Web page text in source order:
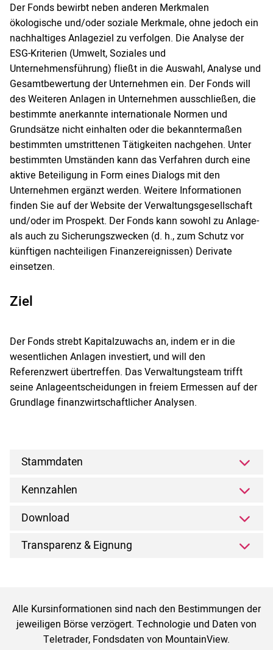
Der Fonds bewirbt neben anderen Merkmalen
ökologische und/oder soziale Merkmale, ohne jedoch ein
nachhaltiges Anlageziel zu verfolgen. Die Analyse der
ESG-Kriterien (Umwelt, Soziales und
Unternehmensführung) fließt in die Auswahl, Analyse und
Gesamtbewertung der Unternehmen ein. Der Fonds will
des Weiteren Anlagen in Unternehmen ausschließen, die
bestimmte anerkannte internationale Normen und
Grundsätze nicht einhalten oder die bekanntermaßen
bestimmten umstrittenen Tätigkeiten nachgehen. Unter
bestimmten Umständen kann das Verfahren durch eine
aktive Beteiligung in Form eines Dialogs mit den
Unternehmen ergänzt werden. Weitere Informationen
finden Sie auf der Website der Verwaltungsgesellschaft
und/oder im Prospekt. Der Fonds kann sowohl zu Anlage-
als auch zu Sicherungszwecken (d. h., zum Schutz vor
künftigen nachteiligen Finanzereignissen) Derivate
einsetzen.
Ziel
Der Fonds strebt Kapitalzuwachs an, indem er in die
wesentlichen Anlagen investiert, und will den
Referenzwert übertreffen. Das Verwaltungsteam trifft
seine Anlageentscheidungen in freiem Ermessen auf der
Grundlage finanzwirtschaftlicher Analysen.
Stammdaten
Kennzahlen
Download
Transparenz & Eignung
Alle Kursinformationen sind nach den Bestimmungen der
jeweiligen Börse verzögert. Technologie und Daten von
Teletrader, Fondsdaten von MountainView.